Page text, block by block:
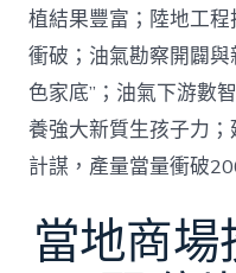
植結果豐富；陸地工
衝破；油氣勘察開闢
色家底”；油氣下游數
養強大新質生孩子力；
計謀，產量當量衝破
當地商